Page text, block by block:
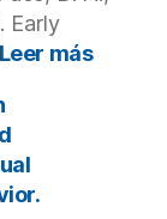
of
Chile.
Early
Leer más: